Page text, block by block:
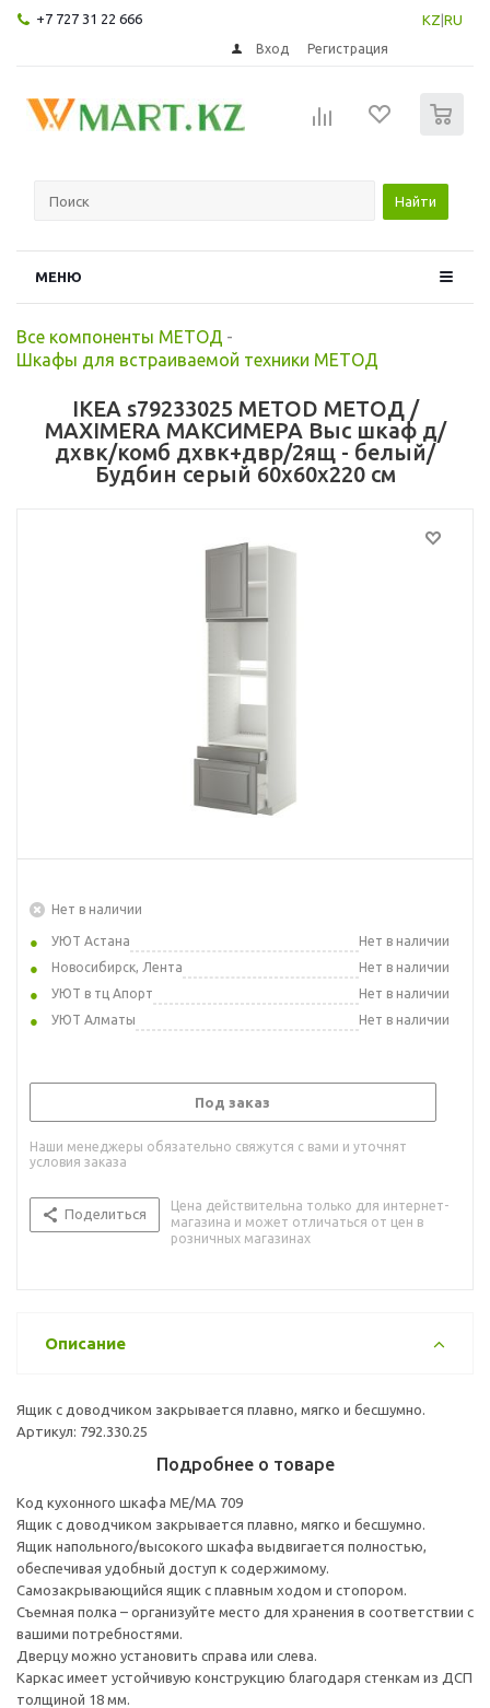
+7 727 31 22 666 KZ RU
Вход Регистрация
Найти
МЕНЮ
Все компоненты МЕТОД -
Шкафы для встраиваемой техники МЕТОД
IKEA s79233025 METOD МЕТОД /
MAXIMERA МАКСИМЕРА Выс шкаф д/
дхвк/комб дхвк+двр/2ящ - белый/
Будбин серый 60x60x220 см
Нет в наличии
УЮТ Астана
Нет в наличии
Новосибирск, Лента
Нет в наличии
УЮТ в тц Апорт
Нет в наличии
УЮТ Алматы
Нет в наличии
Под заказ
Наши менеджеры обязательно свяжутся с вами и уточнят
условия заказа
Поделиться
Цена действительна только для интернет-
магазина и может отличаться от цен в
розничных магазинах
Описание
Ящик с доводчиком закрывается плавно, мягко и бесшумно.
Артикул: 792.330.25
Подробнее о товаре
Код кухонного шкафа ME/MA 709
Ящик с доводчиком закрывается плавно, мягко и бесшумно.
Ящик напольного/высокого шкафа выдвигается полностью,
обеспечивая удобный доступ к содержимому.
Cамозакрывающийся ящик с плавным ходом и стопором.
Съемная полка – организуйте место для хранения в соответствии с
вашими потребностями.
Дверцу можно установить справа или слева.
Каркас имеет устойчивую конструкцию благодаря стенкам из ДСП
толщиной 18 мм.